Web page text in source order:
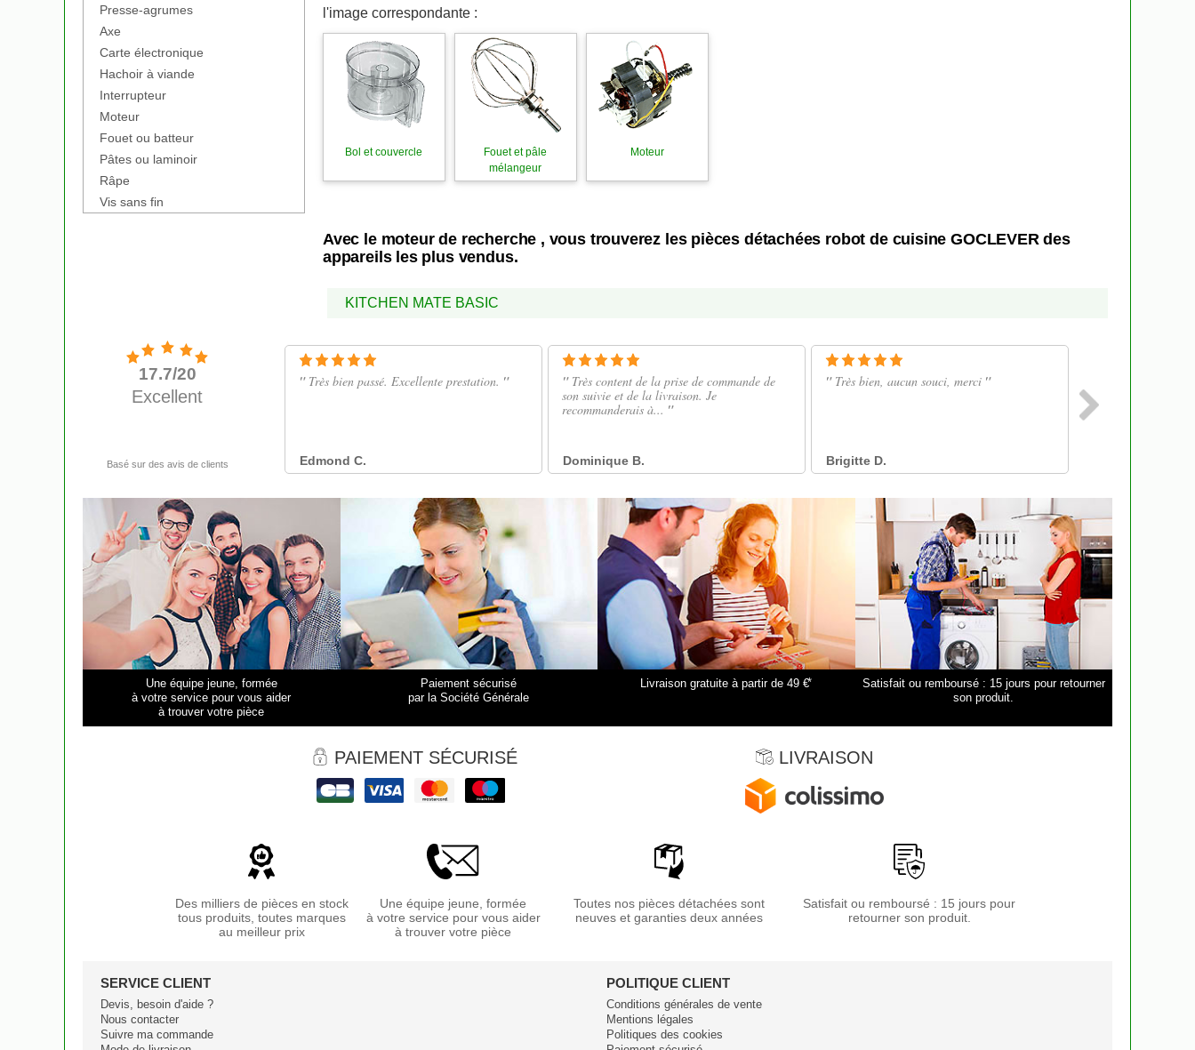
Presse-agrumes
Axe
Carte électronique
Hachoir à viande
Interrupteur
Moteur
Fouet ou batteur
Pâtes ou laminoir
Râpe
Vis sans fin
l'image correspondante :
Bol et couvercle
Fouet et pâle
mélangeur
Moteur
Avec le moteur de recherche , vous trouverez les pièces détachées robot de cuisine GOCLEVER des
appareils les plus vendus.
KITCHEN MATE BASIC
Une équipe jeune, formée
à votre service pour vous aider
à trouver votre pièce
Paiement sécurisé
par la Société Générale
Livraison gratuite à partir de 49 €*
Satisfait ou remboursé : 15 jours pour retourner
son produit.
PAIEMENT SÉCURISÉ LIVRAISON
Des milliers de pièces en stock
tous produits, toutes marques
au meilleur prix
Une équipe jeune, formée
à votre service pour vous aider
à trouver votre pièce
Toutes nos pièces détachées sont
neuves et garanties deux années
Satisfait ou remboursé : 15 jours pour
retourner son produit.
SERVICE CLIENT
Devis, besoin d'aide ?
Nous contacter
Suivre ma commande
POLITIQUE CLIENT
Conditions générales de vente
Mentions légales
Politiques des cookies